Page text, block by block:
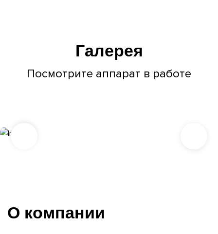
Галерея
Посмотрите аппарат в работе
О компании